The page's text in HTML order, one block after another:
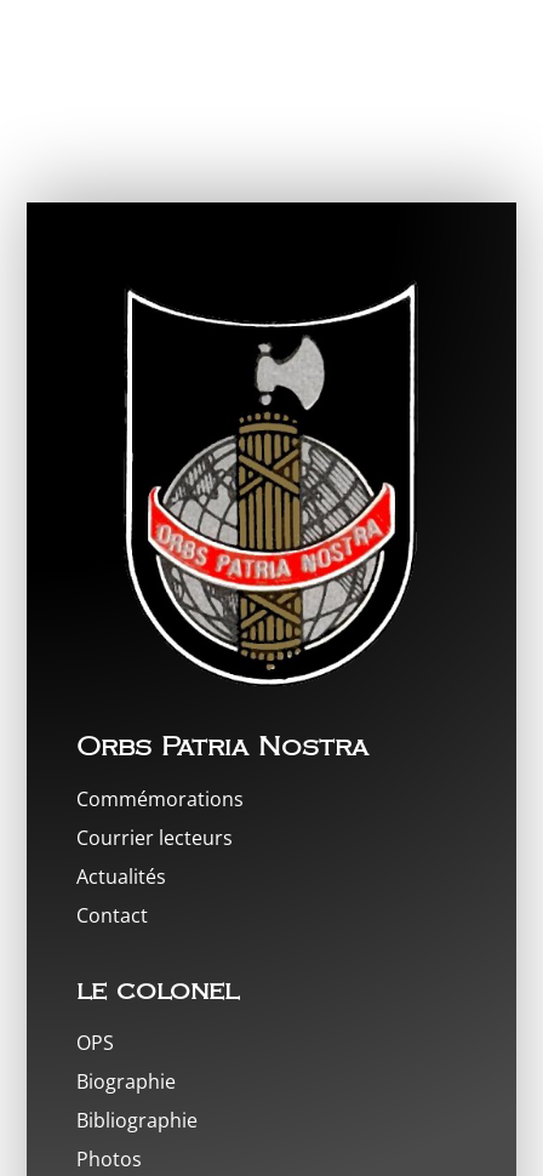
Orbs Patria Nostra
Commémorations
Courrier lecteurs
Actualités
Contact
le colonel
OPS
Biographie
Bibliographie
Photos